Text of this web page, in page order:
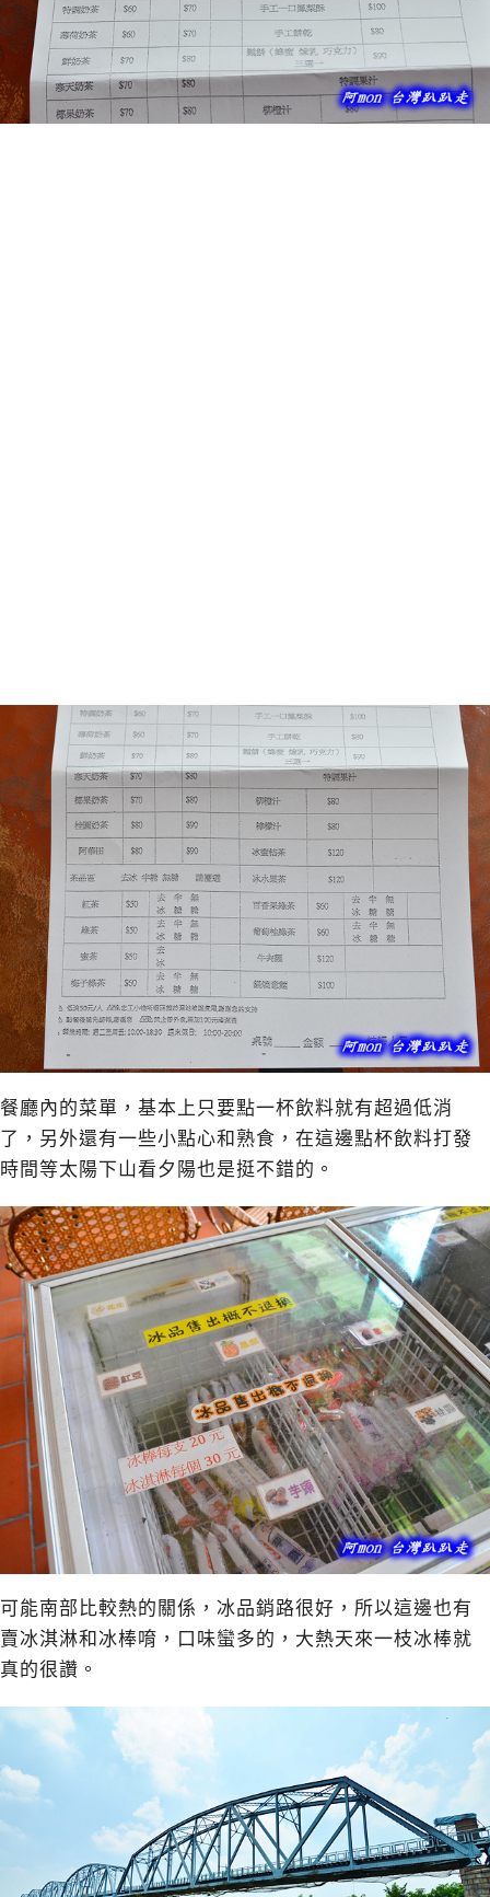
餐廳內的菜單，基本上只要點一杯飲料就有超過低消
了，另外還有一些小點心和熟食，在這邊點杯飲料打發
時間等太陽下山看夕陽也是挺不錯的。
可能南部比較熱的關係，冰品銷路很好，所以這邊也有
賣冰淇淋和冰棒唷，口味蠻多的，大熱天來一枝冰棒就
真的很讚。